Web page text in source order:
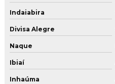
Indaiabira
Divisa Alegre
Naque
Ibiaí
Inhaúma